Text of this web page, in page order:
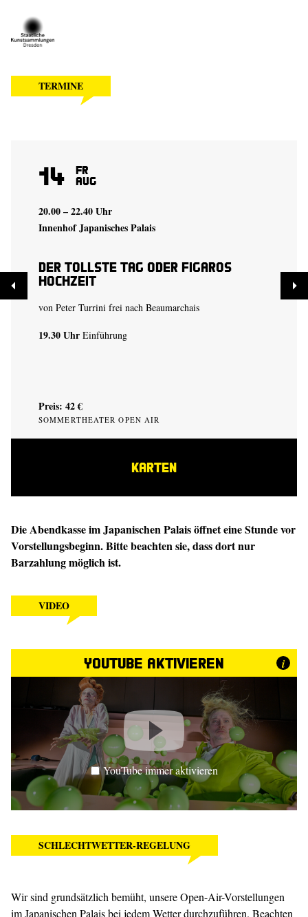
TERMINE
14 Fr
Aug
20.00 – 22.40 Uhr
Innenhof Japanisches Palais
Der tollste Tag oder Figaros
Hochzeit
von Peter Turrini frei nach Beaumarchais
19.30 Uhr Einführung
Preis: 42 €
SOMMERTHEATER OPEN AIR
KARTEN
Die Abendkasse im Japanischen Palais öffnet eine Stunde vor
Vorstellungsbeginn. Bitte beachten sie, dass dort nur
Barzahlung möglich ist.
VIDEO
YouTube aktivieren i
YouTube immer aktivieren
SCHLECHTWETTER-REGELUNG
Wir sind grundsätzlich bemüht, unsere Open-Air-Vorstellungen
im Japanischen Palais bei jedem Wetter durchzuführen. Beachten